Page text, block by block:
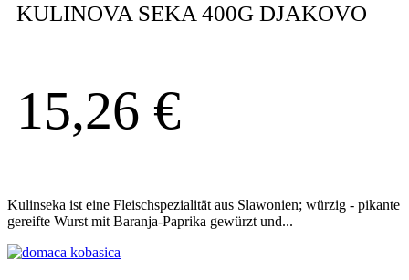
KULINOVA SEKA 400G DJAKOVO
15,26 €
Kulinseka ist eine Fleischspezialität aus Slawonien; würzig - pikante
gereifte Wurst mit Baranja-Paprika gewürzt und...